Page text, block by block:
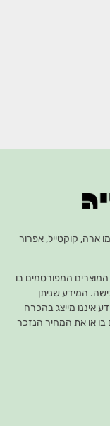
ארה, קוקטייל, אפרור
המפורסמים בו
המידע שניתן
איננו מייצג בהכרח
או את המחיר הנזכר